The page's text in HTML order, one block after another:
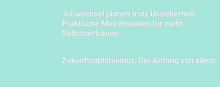
Jobwechsel planen trotz Unsicherheit:
Praktische Mini-Routinen für mehr
Selbstvertrauen
Zukunftsoptimismus: Der Anfang von allem